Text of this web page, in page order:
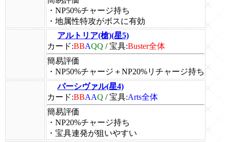
・NP50%チャージ持ち
・地属性特攻がボスに有効
アルトリア(槍)(星5)
カード:BBAQQ /宝具:Buster全体
簡易評価
・NP50%チャージ＋NP20%リチャージ持ち
パーシヴァル(星4)
カード:BBAAQ /宝具:Arts全体
簡易評価
・NP20%チャージ持ち
・宝具連発が狙いやすい